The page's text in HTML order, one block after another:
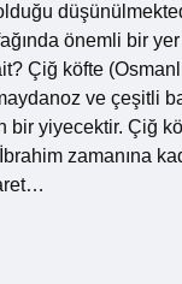
önemli bir
Çiğ köfte
ve çeşitli
bir yiyecektir. Çiğ
zamanına